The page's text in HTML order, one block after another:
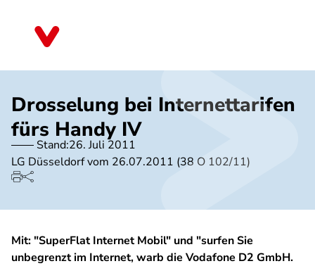
Drosselung bei Internettarifen
fürs Handy IV
Stand:26. Juli 2011
LG Düsseldorf vom 26.07.2011 (38 O 102/11)
Mit: "SuperFlat Internet Mobil" und "surfen Sie
unbegrenzt im Internet, warb die Vodafone D2 GmbH.